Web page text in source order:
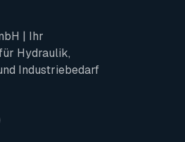
| Ihr
Hydraulik,
Industriebedarf